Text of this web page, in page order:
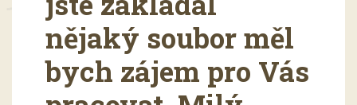
nějaký soubor měl
bych zájem pro Vás